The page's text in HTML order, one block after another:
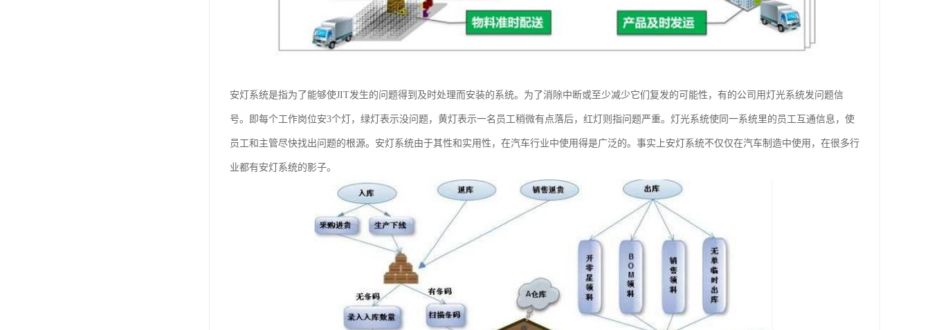
安灯系统是指为了能够使JIT发生的问题得到及时处理而安装的系统。为了消除中断或至少减少它们复发的可能性，有的公司用灯光系统发问题信
号。即每个工作岗位安3个灯，绿灯表示没问题，黄灯表示一名员工稍微有点落后，红灯则指问题严重。灯光系统使同一系统里的员工互通信息，使
员工和主管尽快找出问题的根源。安灯系统由于其性和实用性，在汽车行业中使用得是广泛的。事实上安灯系统不仅仅在汽车制造中使用，在很多行
业都有安灯系统的影子。